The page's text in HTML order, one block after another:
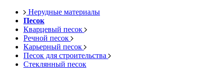
Нерудные материалы
Песок
Кварцевый песок
Речной песок
Карьерный песок
Песок для строительства
Стеклянный песок